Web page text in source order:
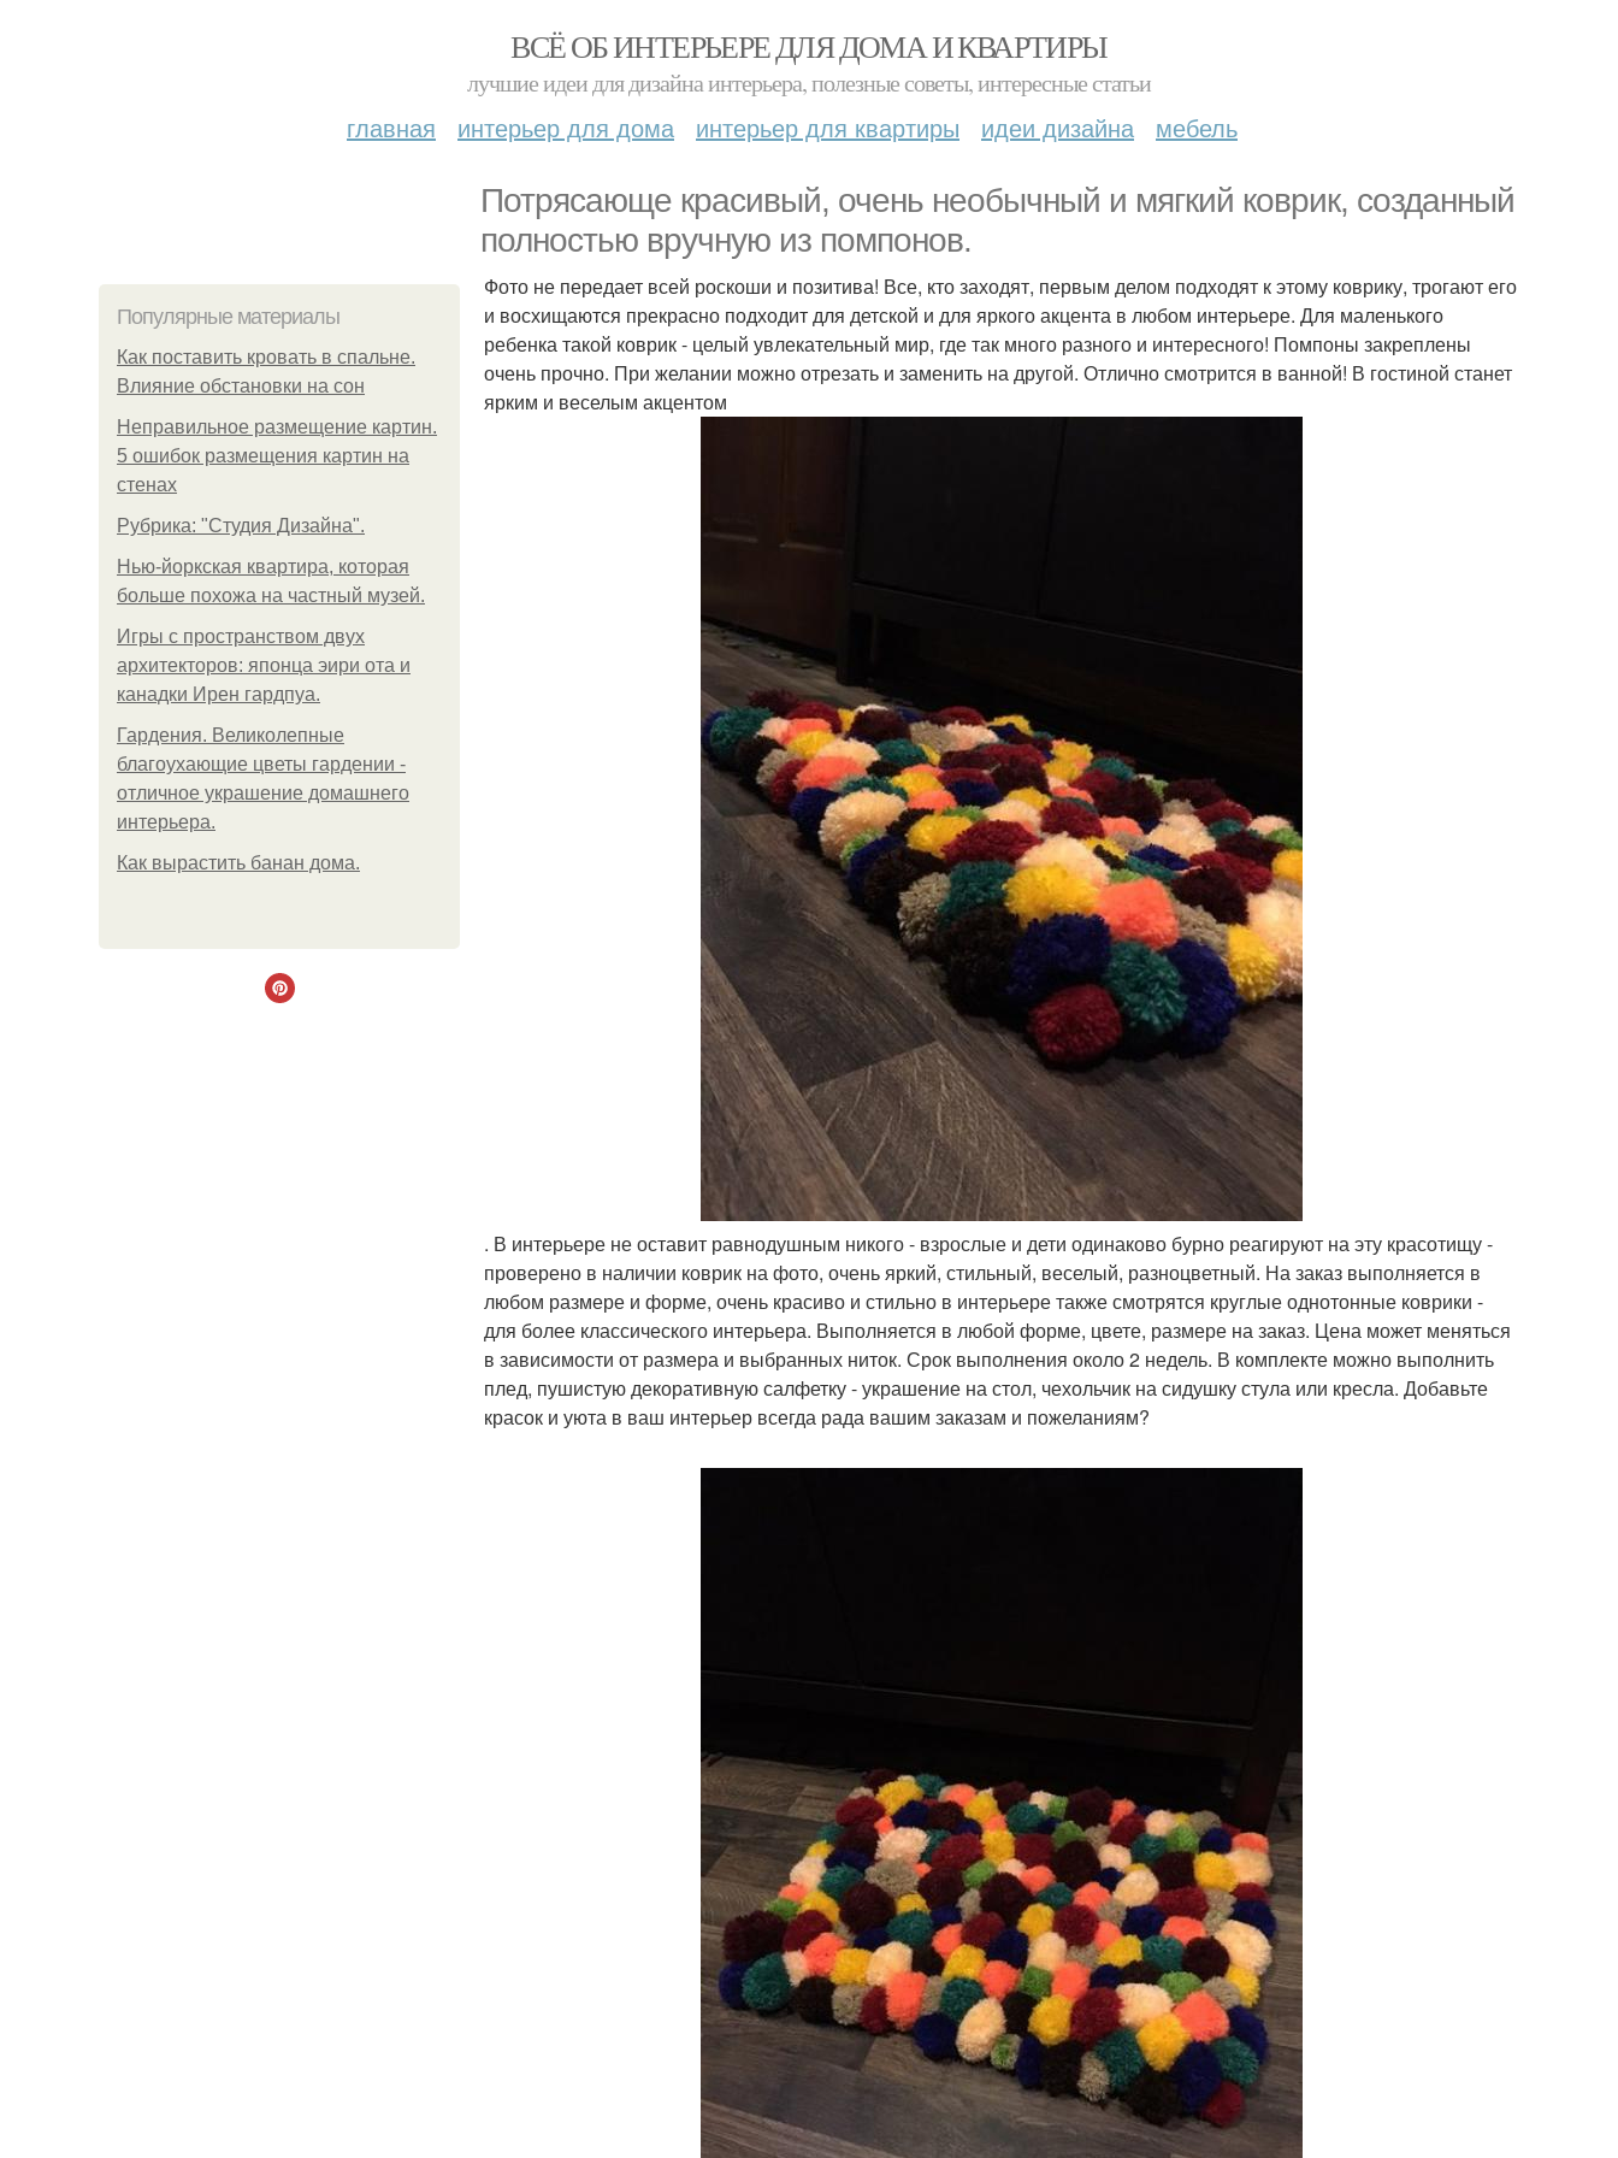
ВСЁ ОБ ИНТЕРЬЕРЕ ДЛЯ ДОМА И КВАРТИРЫ
лучшие идеи для дизайна интерьера, полезные советы, интересные статьи
главная интерьер для дома интерьер для квартиры идеи дизайна мебель
Потрясающе красивый, очень необычный и мягкий коврик, созданный
полностью вручную из помпонов.
Популярные материалы
Как поставить кровать в спальне.
Влияние обстановки на сон
Неправильное размещение картин.
5 ошибок размещения картин на
стенах
Рубрика: "Студия Дизайна".
Нью-йоркская квартира, которая
больше похожа на частный музей.
Игры с пространством двух
архитекторов: японца эири ота и
канадки Ирен гардпуа.
Гардения. Великолепные
благоухающие цветы гардении -
отличное украшение домашнего
интерьера.
Как вырастить банан дома.
Фото не передает всей роскоши и позитива! Все, кто заходят, первым делом подходят к этому коврику, трогают его
и восхищаются прекрасно подходит для детской и для яркого акцента в любом интерьере. Для маленького
ребенка такой коврик - целый увлекательный мир, где так много разного и интересного! Помпоны закреплены
очень прочно. При желании можно отрезать и заменить на другой. Отлично смотрится в ванной! В гостиной станет
ярким и веселым акцентом
. В интерьере не оставит равнодушным никого - взрослые и дети одинаково бурно реагируют на эту красотищу -
проверено в наличии коврик на фото, очень яркий, стильный, веселый, разноцветный. На заказ выполняется в
любом размере и форме, очень красиво и стильно в интерьере также смотрятся круглые однотонные коврики -
для более классического интерьера. Выполняется в любой форме, цвете, размере на заказ. Цена может меняться
в зависимости от размера и выбранных ниток. Срок выполнения около 2 недель. В комплекте можно выполнить
плед, пушистую декоративную салфетку - украшение на стол, чехольчик на сидушку стула или кресла. Добавьте
красок и уюта в ваш интерьер всегда рада вашим заказам и пожеланиям?